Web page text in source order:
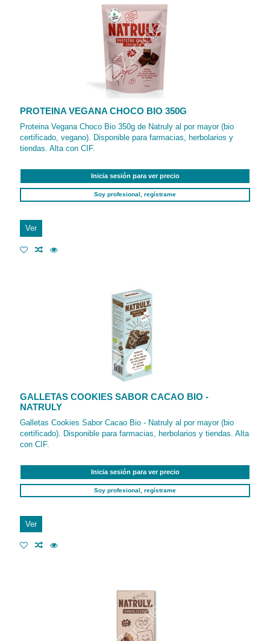
PROTEINA VEGANA CHOCO BIO 350G
Proteina Vegana Choco Bio 350g de Natruly al por mayor (bio
certificado, vegano). Disponible para farmacias, herbolarios y
tiendas. Alta con CIF.
Inicia sesión para ver precio
Soy profesional, regístrame
Ver
GALLETAS COOKIES SABOR CACAO BIO -
NATRULY
Galletas Cookies Sabor Cacao Bio - Natruly al por mayor (bio
certificado). Disponible para farmacias, herbolarios y tiendas. Alta
con CIF.
Inicia sesión para ver precio
Soy profesional, regístrame
Ver